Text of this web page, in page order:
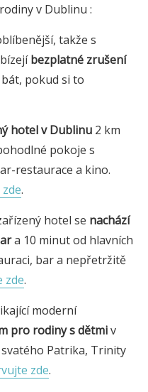
v Dublinu :
takže s
bezplatné zrušení
pokud si to
hotel v Dublinu 2 km
pokoje s
restaurace a kino.
.
hotel se nachází
a 10 minut od hlavních
bar a nepřetržitě
zde.
moderní
pro rodiny s dětmiv
Patrika, Trinity
zde.